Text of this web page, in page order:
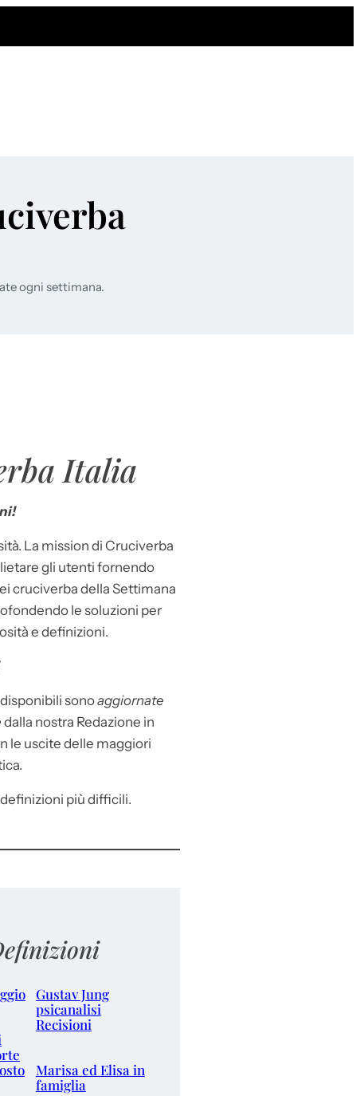
ogni settimana.
Italia
La mission di Cruciverba
gli utenti fornendo
cruciverba della Settimana
le soluzioni per
e definizioni.
sonoaggiornate
dalla nostra Redazione in
le uscite delle maggiori
più difficili.
Gustav Jung
psicanalisi
Recisioni
Marisa ed Elisa in
famiglia